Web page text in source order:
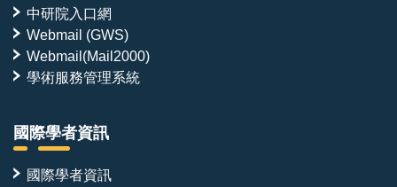
中研院入口網
Webmail (GWS)
Webmail(Mail2000)
學術服務管理系統
國際學者資訊
國際學者資訊